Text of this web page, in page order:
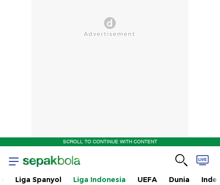
SCROLL TO CONTINUE WITH CONTENT
Liga Spanyol Liga Indonesia UEFA Dunia